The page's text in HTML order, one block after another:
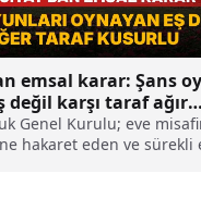
emsal karar: Şans
değil karşı taraf ağır
Genel Kurulu; eve
hakaret eden ve sürekli